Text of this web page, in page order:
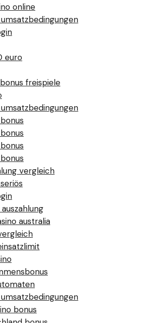
online
euro
freispiele
vergleich
australia
bonus